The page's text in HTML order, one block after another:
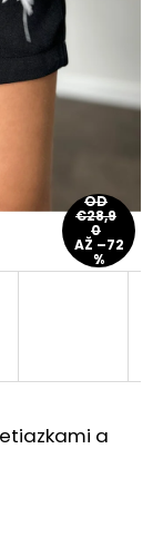
a
OD
€28,9
0
AŽ –72
%